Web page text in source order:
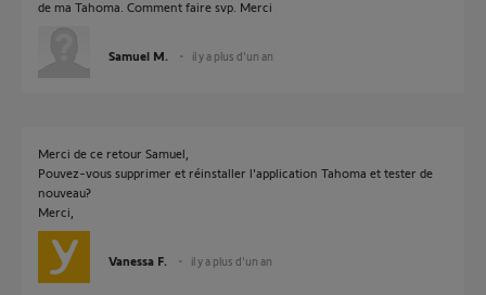
de ma Tahoma. Comment faire svp. Merci
Samuel M. il y a plus d'un an
Merci de ce retour Samuel,
Pouvez-vous supprimer et réinstaller l'application Tahoma et tester de
nouveau?
Merci,
Vanessa F. il y a plus d'un an